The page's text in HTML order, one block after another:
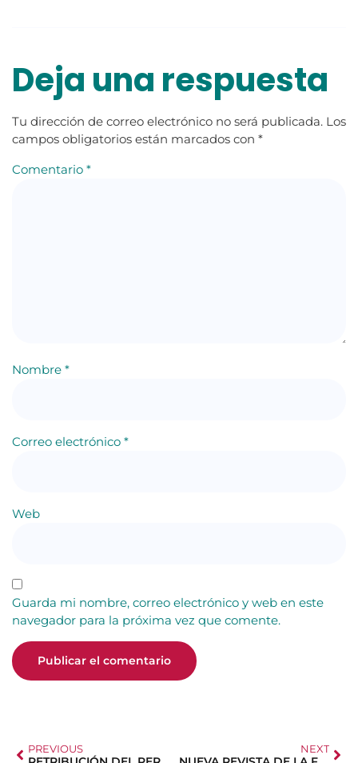
Deja una respuesta
Tu dirección de correo electrónico no será publicada. Los
campos obligatorios están marcados con *
Comentario *
Nombre *
Correo electrónico *
Web
Guarda mi nombre, correo electrónico y web en este
navegador para la próxima vez que comente.
PREVIOUS NEXT